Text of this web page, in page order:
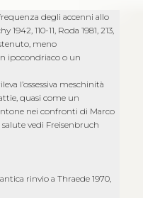
degli accenni allo
110-11, Roda 1981, 213,
meno
ipocondriaco o un
l’ossessiva meschinità
quasi come un
nei confronti di Marco
vedi Freisenbruch
rinvio a Thraede 1970,